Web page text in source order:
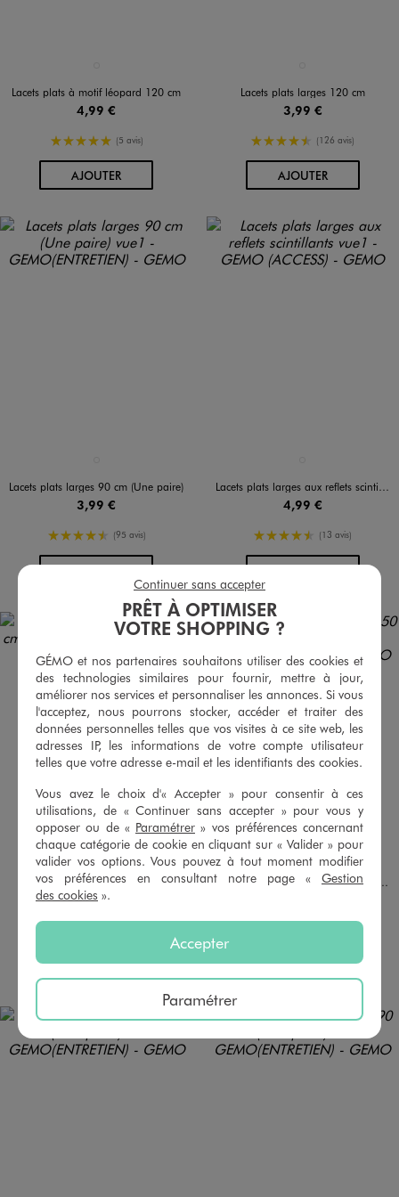
Lacets plats à motif léopard 120 cm
4,99 €
5/5 de moyenne
(5 avis)
AJOUTERAU PANIER
Lacets plats larges 120 cm
3,99 €
4.5/5 de moyenne
(126 avis)
AJOUTERAU PANIER
Lacets plats larges 90 cm (Une paire)
3,99 €
4.5/5 de moyenne
(95 avis)
AJOUTERAU PANIER
Lacets plats larges aux reflets scintillants
4,99 €
4.5/5 de moyenne
(13 avis)
AJOUTERAU PANIER
Disponible en 1 coloris
NOIR STANDARD
Lacets plats larges unis 120 cm
3,99 €
AJOUTERAU PANIER
Disponible en 2 coloris
BLANC STANDARD
NOIR STANDARD
Lacets plats larges unis 150 cm (Une paire)
5/5 de moyenne
AJOUTERAU PANIER
PRÊT À OPTIMISER
VOTRE SHOPPING ?
GÉMO et nos partenaires souhaitons utiliser des cookies et
des technologies similaires pour fournir, mettre à jour,
améliorer nos services et personnaliser les annonces. Si vous
l'acceptez, nous pourrons stocker, accéder et traiter des
données personnelles telles que vos visites à ce site web, les
adresses IP, les informations de votre compte utilisateur
telles que votre adresse e-mail et les identifiants des cookies.
Vous avez le choix d'« Accepter » pour consentir à ces
utilisations, de « Continuer sans accepter » pour vous y
opposer ou de « Paramétrer » vos préférences concernant
chaque catégorie de cookie en cliquant sur « Valider » pour
valider vos options. Vous pouvez à tout moment modifier
vos préférences en consultant notre page « Gestion
des cookies ».
Accepter
Paramétrer
Continuer sans accepter